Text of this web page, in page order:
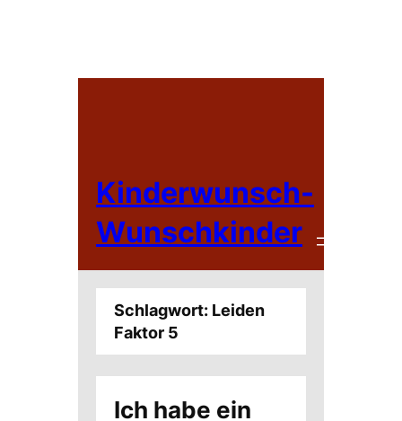
Kinderwunsch-
Wunschkinder
Schlagwort: Leiden
Faktor 5
Ich habe ein